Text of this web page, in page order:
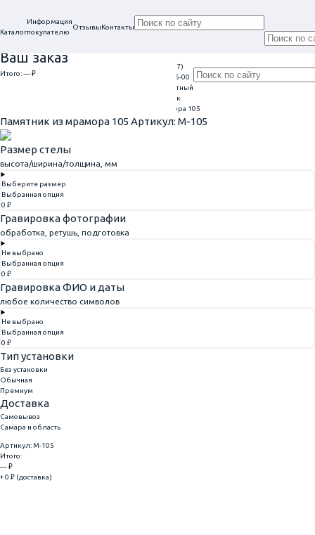
Каталог
Информация
покупателю
ОтзывыКонтакты
Ваш заказ
Итого:— ₽
Проконсультируем
+7 (917)
113-05-00
Обратный
звонок
Памятник из мрамора 105
Памятник из мрамора 105 Артикул: M-105
Размер стелы
высота/ширина/толщина, мм
Выберите размер
Выбранная опция
0 ₽
Гравировка фотографии
обработка, ретушь, подготовка
Не выбрано
Выбранная опция
0 ₽
Гравировка ФИО и даты
любое количество символов
Не выбрано
Выбранная опция
0 ₽
Тип установки
Без установки
Обычная
Премиум
Доставка
Самовывоз
Самара и область
Артикул: M-105
Итого:
— ₽
+ 0 ₽ (доставка)